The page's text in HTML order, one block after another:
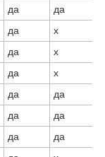
да
да
да
х
да
х
да
х
да
да
да
да
да
да